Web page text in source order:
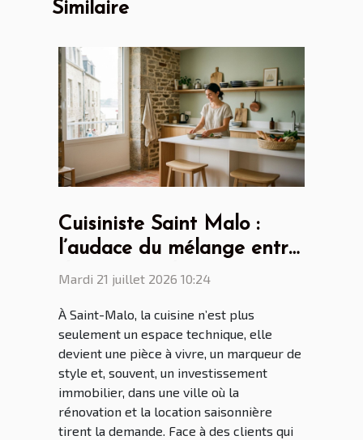
Similaire
Cuisiniste Saint Malo :
l’audace du mélange entre
design scandinave et
Mardi 21 juillet 2026 10:24
À Saint-Malo, la cuisine n’est plus
seulement un espace technique, elle
devient une pièce à vivre, un marqueur de
style et, souvent, un investissement
immobilier, dans une ville où la
rénovation et la location saisonnière
tirent la demande. Face à des clients qui